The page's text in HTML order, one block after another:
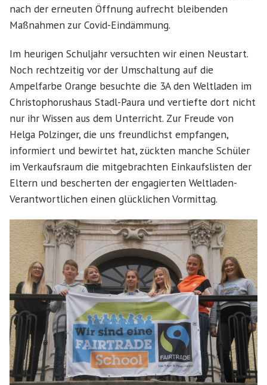
nach der erneuten Öffnung aufrecht bleibenden
Maßnahmen zur Covid-Eindämmung.
Im heurigen Schuljahr versuchten wir einen Neustart.
Noch rechtzeitig vor der Umschaltung auf die
Ampelfarbe Orange besuchte die 3A den Weltladen im
Christophorushaus Stadl-Paura und vertiefte dort nicht
nur ihr Wissen aus dem Unterricht. Zur Freude von
Helga Polzinger, die uns freundlichst empfangen,
informiert und bewirtet hat, zückten manche Schüler
im Verkaufsraum die mitgebrachten Einkaufslisten der
Eltern und bescherten der engagierten Weltladen-
Verantwortlichen einen glücklichen Vormittag.